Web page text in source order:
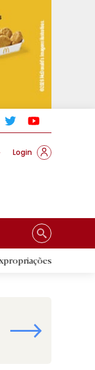
Login
ajudar construção